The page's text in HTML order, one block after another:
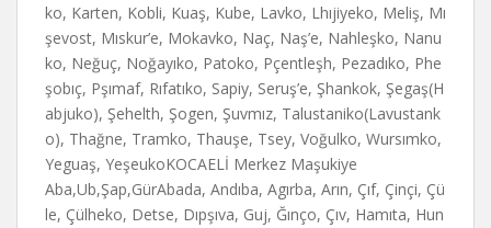
ko, Karten, Kobli, Kuaş, Kube, Lavko, Lhıjiyeko, Meliş, Mı
şevost, Mıskur’e, Mokavko, Naç, Naş’e, Nahleşko, Nanu
ko, Neğuç, Noğayıko, Patoko, Pçentleşh, Pezadıko, Phe
şobıç, Pşımaf, Rıfatıko, Sapiy, Seruş’e, Şhankok, Şegaş(H
abjuko), Şehelth, Şogen, Şuvmız, Talustaniko(Lavustank
o), Thağne, Tramko, Thauşe, Tsey, Voğulko, Wursımko,
Yeguaş, YeşeukoKOCAELİ Merkez Maşukiye
Aba,Ub,Şap,GürAbada, Andıba, Agırba, Arın, Çıf, Çinçi, Çü
le, Çülheko, Detse, Dıpşıva, Guj, Ğınço, Çıv, Hamıta, Hun